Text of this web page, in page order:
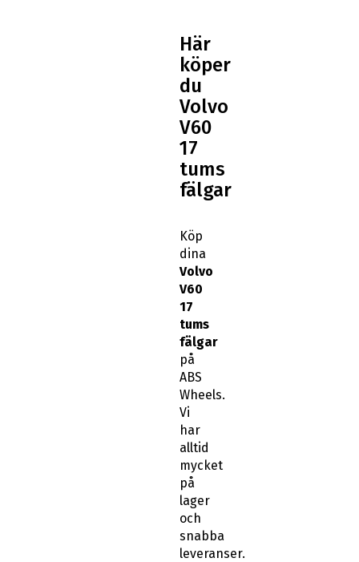
Här
köper
du
Volvo
V60
17
tums
fälgar
Köp
dina
Volvo
V60
17
tums
fälgar
på
ABS
Wheels.
Vi
har
alltid
mycket
på
lager
och
snabba
leveranser.